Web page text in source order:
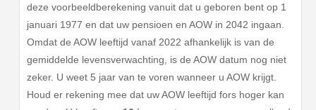
deze voorbeeldberekening vanuit dat u geboren bent op 1
januari 1977 en dat uw pensioen en AOW in 2042 ingaan.
Omdat de AOW leeftijd vanaf 2022 afhankelijk is van de
gemiddelde levensverwachting, is de AOW datum nog niet
zeker. U weet 5 jaar van te voren wanneer u AOW krijgt.
Houd er rekening mee dat uw AOW leeftijd fors hoger kan